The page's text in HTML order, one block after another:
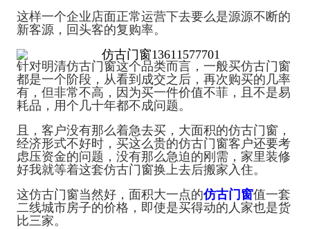
这样一个企业店面正常运营下去要么是源源不断的
新客源，回头客的复购率。
针对明清仿古门窗这个品类而言，一般买仿古门窗
都是一个阶段，从看到成交之后，再次购买的几率
有，但非常不高，因为买一件价值不菲，且不是易
耗品，用个几十年都不成问题。
且，客户没有那么着急去买，大面积的仿古门窗，
经济形式不好时，买这么贵的仿古门窗客户还要考
虑压资金的问题，没有那么急迫的刚需，家里装修
好我就等着这套仿古门窗换上去后搬家入住。
这仿古门窗当然好，面积大一点的仿古门窗值一套
二线城市房子的价格，即使是买得动的人家也是货
比三家。